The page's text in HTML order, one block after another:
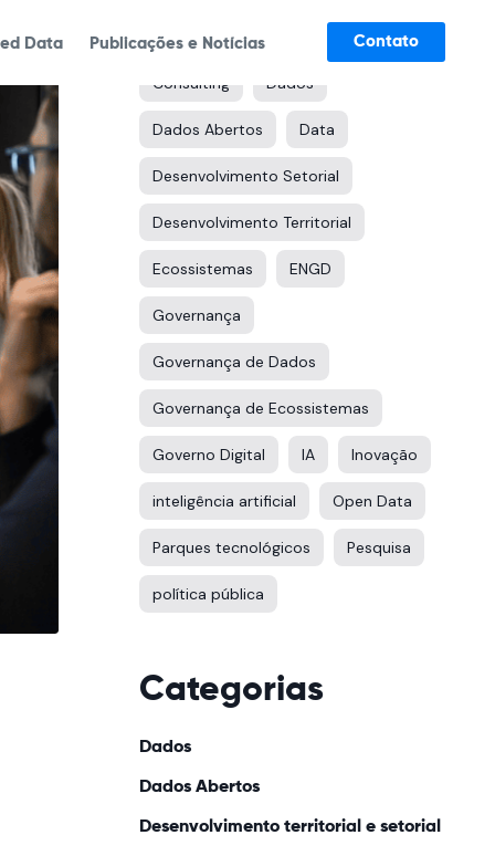
Data Publicações e Notícias Contato
Consulting Dados
Dados Abertos Data
Desenvolvimento Setorial
Desenvolvimento Territorial
Ecossistemas ENGD
Governança
Governança de Dados
Governança de Ecossistemas
Governo Digital IA Inovação
inteligência artificial Open Data
Parques tecnológicos Pesquisa
política pública
Categorias
Dados
Dados Abertos
Desenvolvimento territorial e setorial